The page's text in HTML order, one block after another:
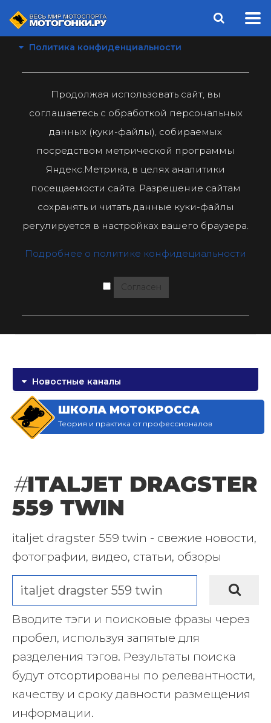
Политика конфиденциальности
Продолжая использовать сайт, вы
соглашаетесь с обработкой персональных
данных (куки-файлы), собираемых
посредством метрической программы
Яндекс.Метрика, в целях аналитики
посещаемости сайта. Разрешение сайтам
сохранять и читать данные куки-файлы
регулируется в настройках вашего браузера.
Подробнее о политике конфидециальности
Согласен
Новостные каналы
ШКОЛА МОТОКРОССА
Теория и практика от профессионалов
#ITALJET DRAGSTER
559 TWIN
italjet dragster 559 twin - свежие новости,
фотографии, видео, статьи, обзоры
Вводите тэги и поисковые фразы через
пробел, используя запятые для
разделения тэгов. Результаты поиска
будут отсортированы по релевантности,
качеству и сроку давности размещения
информации.